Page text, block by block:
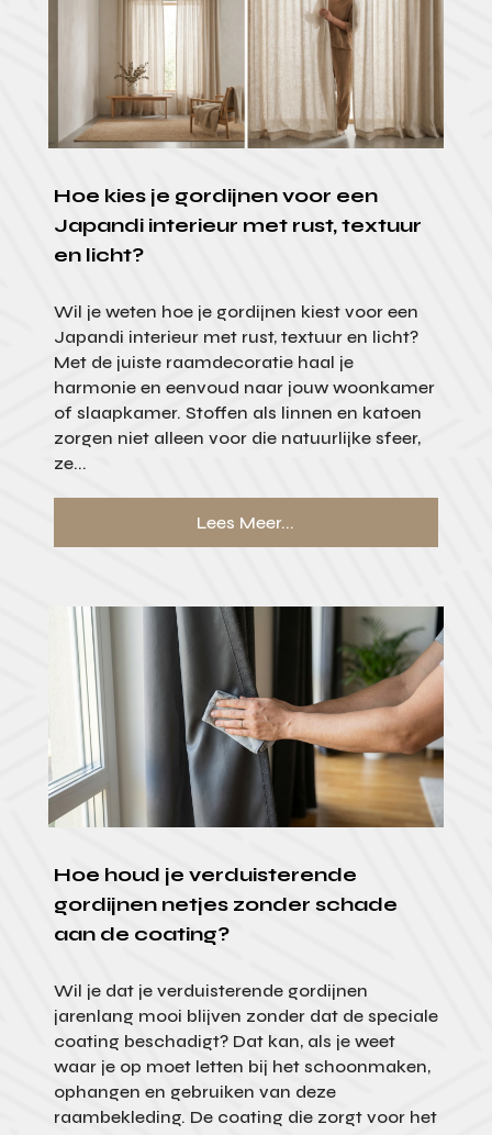
Hoe kies je gordijnen voor een
Japandi interieur met rust, textuur
en licht?
Wil je weten hoe je gordijnen kiest voor een
Japandi interieur met rust, textuur en licht?
Met de juiste raamdecoratie haal je
harmonie en eenvoud naar jouw woonkamer
of slaapkamer. Stoffen als linnen en katoen
zorgen niet alleen voor die natuurlijke sfeer,
ze...
Lees Meer...
Hoe houd je verduisterende
gordijnen netjes zonder schade
aan de coating?
Wil je dat je verduisterende gordijnen
jarenlang mooi blijven zonder dat de speciale
coating beschadigt? Dat kan, als je weet
waar je op moet letten bij het schoonmaken,
ophangen en gebruiken van deze
raambekleding. De coating die zorgt voor het